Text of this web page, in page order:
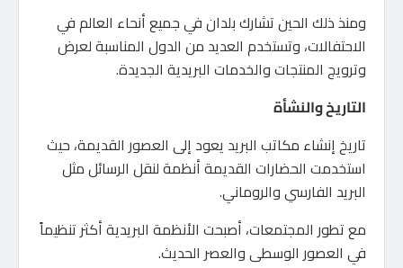
ومنذ ذلك الحين تشارك بلدان في جميع أنحاء العالم في
الاحتفالات، وتستخدم العديد من الدول المناسبة لعرض
وترويج المنتجات والخدمات البريدية الجديدة.
التاريخ والنشأة
تاريخ إنشاء مكاتب البريد يعود إلى العصور القديمة، حيث
استخدمت الحضارات القديمة أنظمة لنقل الرسائل مثل
البريد الفارسي والروماني.
مع تطور المجتمعات، أصبحت الأنظمة البريدية أكثر تنظيماً
في العصور الوسطى والعصر الحديث.